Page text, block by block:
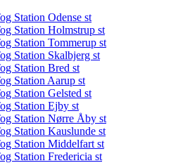
Station Odense st
Station Holmstrup st
Station Tommerup st
Station Skalbjerg st
Station Bred st
Station Aarup st
Station Gelsted st
Station Ejby st
Station Nørre Åby st
Station Kauslunde st
Station Middelfart st
Station Fredericia st